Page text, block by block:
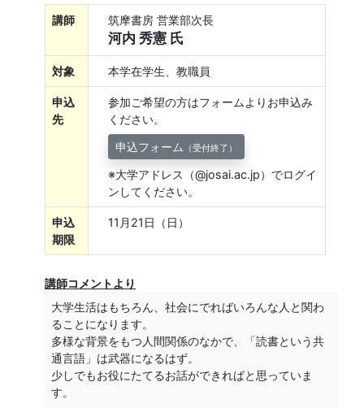
講師 筑摩書房 営業部次長
河内 秀憲 氏
対象 本学在学生、教職員
申込
先
参加ご希望の方はフォームよりお申込み
ください。
申込フォーム
（受付終了）
※大学アドレス（@josai.ac.jp）でログイ
ンしてください。
申込
期限
11月21日（日）
講師コメントより
大学生活はもちろん、社会にでればいろんな人と関わ
ることになります。
多様な背景をもつ人間関係のなかで、「読書という共
通言語」は武器になるはず。
少しでもお役にたてるお話ができればと思っていま
す。